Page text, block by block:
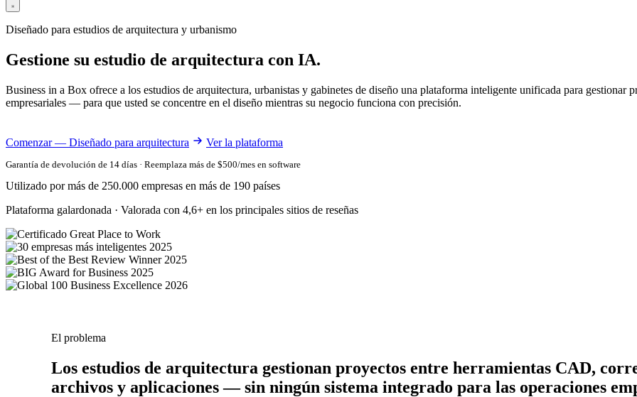
Diseñado para estudios de arquitectura y urbanismo
Gestione su estudio de arquitectura con IA.
Business in a Box ofrece a los estudios de arquitectura, urbanistas y gabinetes de diseño una plataforma inteligente unificada para gestionar
empresariales — para que usted se concentre en el diseño mientras su negocio funciona con precisión.
Comenzar — Diseñado para arquitectura Ver la plataforma
Garantía de devolución de 14 días · Reemplaza más de $500/mes en software
Utilizado por más de 250.000 empresas en más de 190 países
Plataforma galardonada · Valorada con 4,6+ en los principales sitios de reseñas
El problema
Los estudios de arquitectura gestionan proyectos entre herramientas CAD,
archivos y aplicaciones — sin ningún sistema integrado para las operaciones